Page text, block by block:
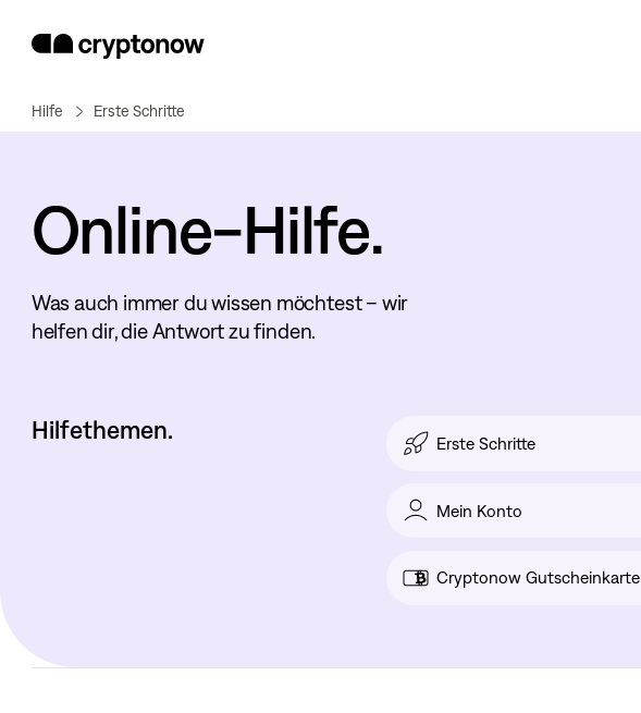
Hilfe Erste Schritte
Online-Hilfe.
Was auch immer du wissen möchtest – wir
helfen dir, die Antwort zu finden.
Hilfethemen. Erste Schritte
Mein Konto
Cryptonow Gutscheinkarte